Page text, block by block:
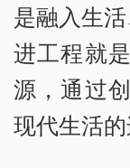
是融入生
进工程就
源，通过
现代生活的